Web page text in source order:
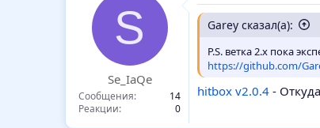
S
Se_IaQe
Сообщения
14
Реакции
0
Garey сказал(а):
P.S. ветка 2.x пока
https://github.com/
hitbox v2.0.4 -